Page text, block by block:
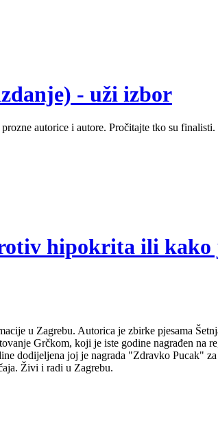
- uži izbor
autorice i autore. Pročitajte tko su finalisti.
hipokrita ili kako
u Zagrebu. Autorica je zbirke pjesama
Grčkom, koji je iste godine nagrađen na
dodijeljena joj je nagrada "Zdravko Pucak"
Živi i radi u Zagrebu.